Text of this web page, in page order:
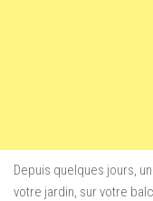
Depuis quelques jours,
votre jardin, sur votre